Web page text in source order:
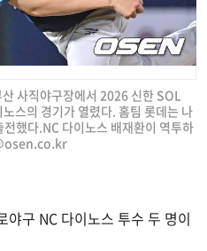
사직야구장에서 2026 신한 SOL
스의 경기가 열렸다. 홈팀 롯데는 나
했다.NC 다이노스 배재환이 역투하
구 NC 다이노스 투수 두 명이